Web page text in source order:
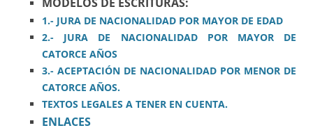
MODELOS DE ESCRITURAS:
1.- JURA DE NACIONALIDAD POR MAYOR DE EDAD
2.- JURA DE NACIONALIDAD POR MAYOR DE
CATORCE AÑOS
3.- ACEPTACIÓN DE NACIONALIDAD POR MENOR DE
CATORCE AÑOS.
TEXTOS LEGALES A TENER EN CUENTA.
ENLACES